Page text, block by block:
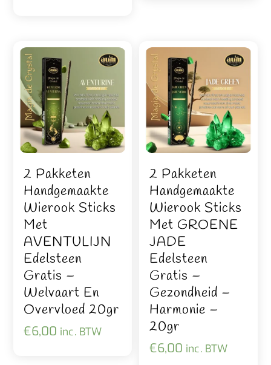
2 Pakketen
Handgemaakte
Wierook Sticks
Met
AVENTULIJN
Edelsteen
Gratis –
Welvaart En
Overvloed 20gr
€6,00 inc. BTW
2 Pakketen
Handgemaakte
Wierook Sticks
Met GROENE
JADE
Edelsteen
Gratis –
Gezondheid –
Harmonie –
20gr
€6,00 inc. BTW